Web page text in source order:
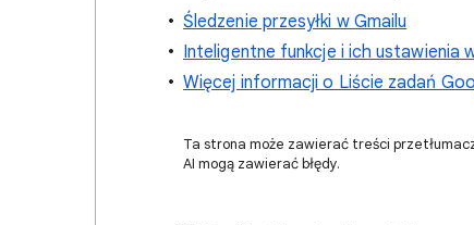
Śledzenie przesyłki w Gmailu
Inteligentne funkcje i ich ustawienia
Więcej informacji o Liście zadań
Ta strona może zawierać treści
AI mogą zawierać błędy.